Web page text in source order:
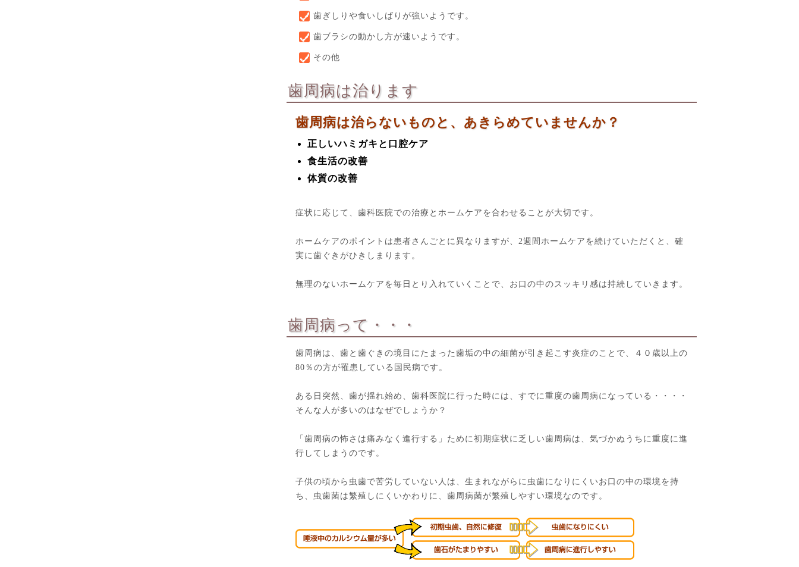
歯ぎしりや食いしばりが強いようです。
歯ブラシの動かし方が速いようです。
その他
歯周病は治ります
歯周病は治らないものと、あきらめていませんか？
正しいハミガキと口腔ケア
食生活の改善
体質の改善
症状に応じて、歯科医院での治療とホームケアを合わせることが大切です。
ホームケアのポイントは患者さんごとに異なりますが、2週間ホームケアを続けていただくと、確
実に歯ぐきがひきしまります。
無理のないホームケアを毎日とり入れていくことで、お口の中のスッキリ感は持続していきます。
歯周病って・・・
歯周病は、歯と歯ぐきの境目にたまった歯垢の中の細菌が引き起こす炎症のことで、４０歳以上の
80％の方が罹患している国民病です。
ある日突然、歯が揺れ始め、歯科医院に行った時には、すでに重度の歯周病になっている・・・・
そんな人が多いのはなぜでしょうか？
「歯周病の怖さは痛みなく進行する」ために初期症状に乏しい歯周病は、気づかぬうちに重度に進
行してしまうのです。
子供の頃から虫歯で苦労していない人は、生まれながらに虫歯になりにくいお口の中の環境を持
ち、虫歯菌は繁殖しにくいかわりに、歯周病菌が繁殖しやすい環境なのです。